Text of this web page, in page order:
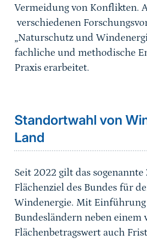
Vermeidung von Konflikten.
verschiedenen
„Naturschutz und
fachliche und methodische
Praxis erarbeitet.
Standortwahl von
Land
Seit 2022 gilt das sogenannte
Flächenziel des Bundes für
Windenergie. Mit
Bundesländern neben
Flächenbetragswert auch